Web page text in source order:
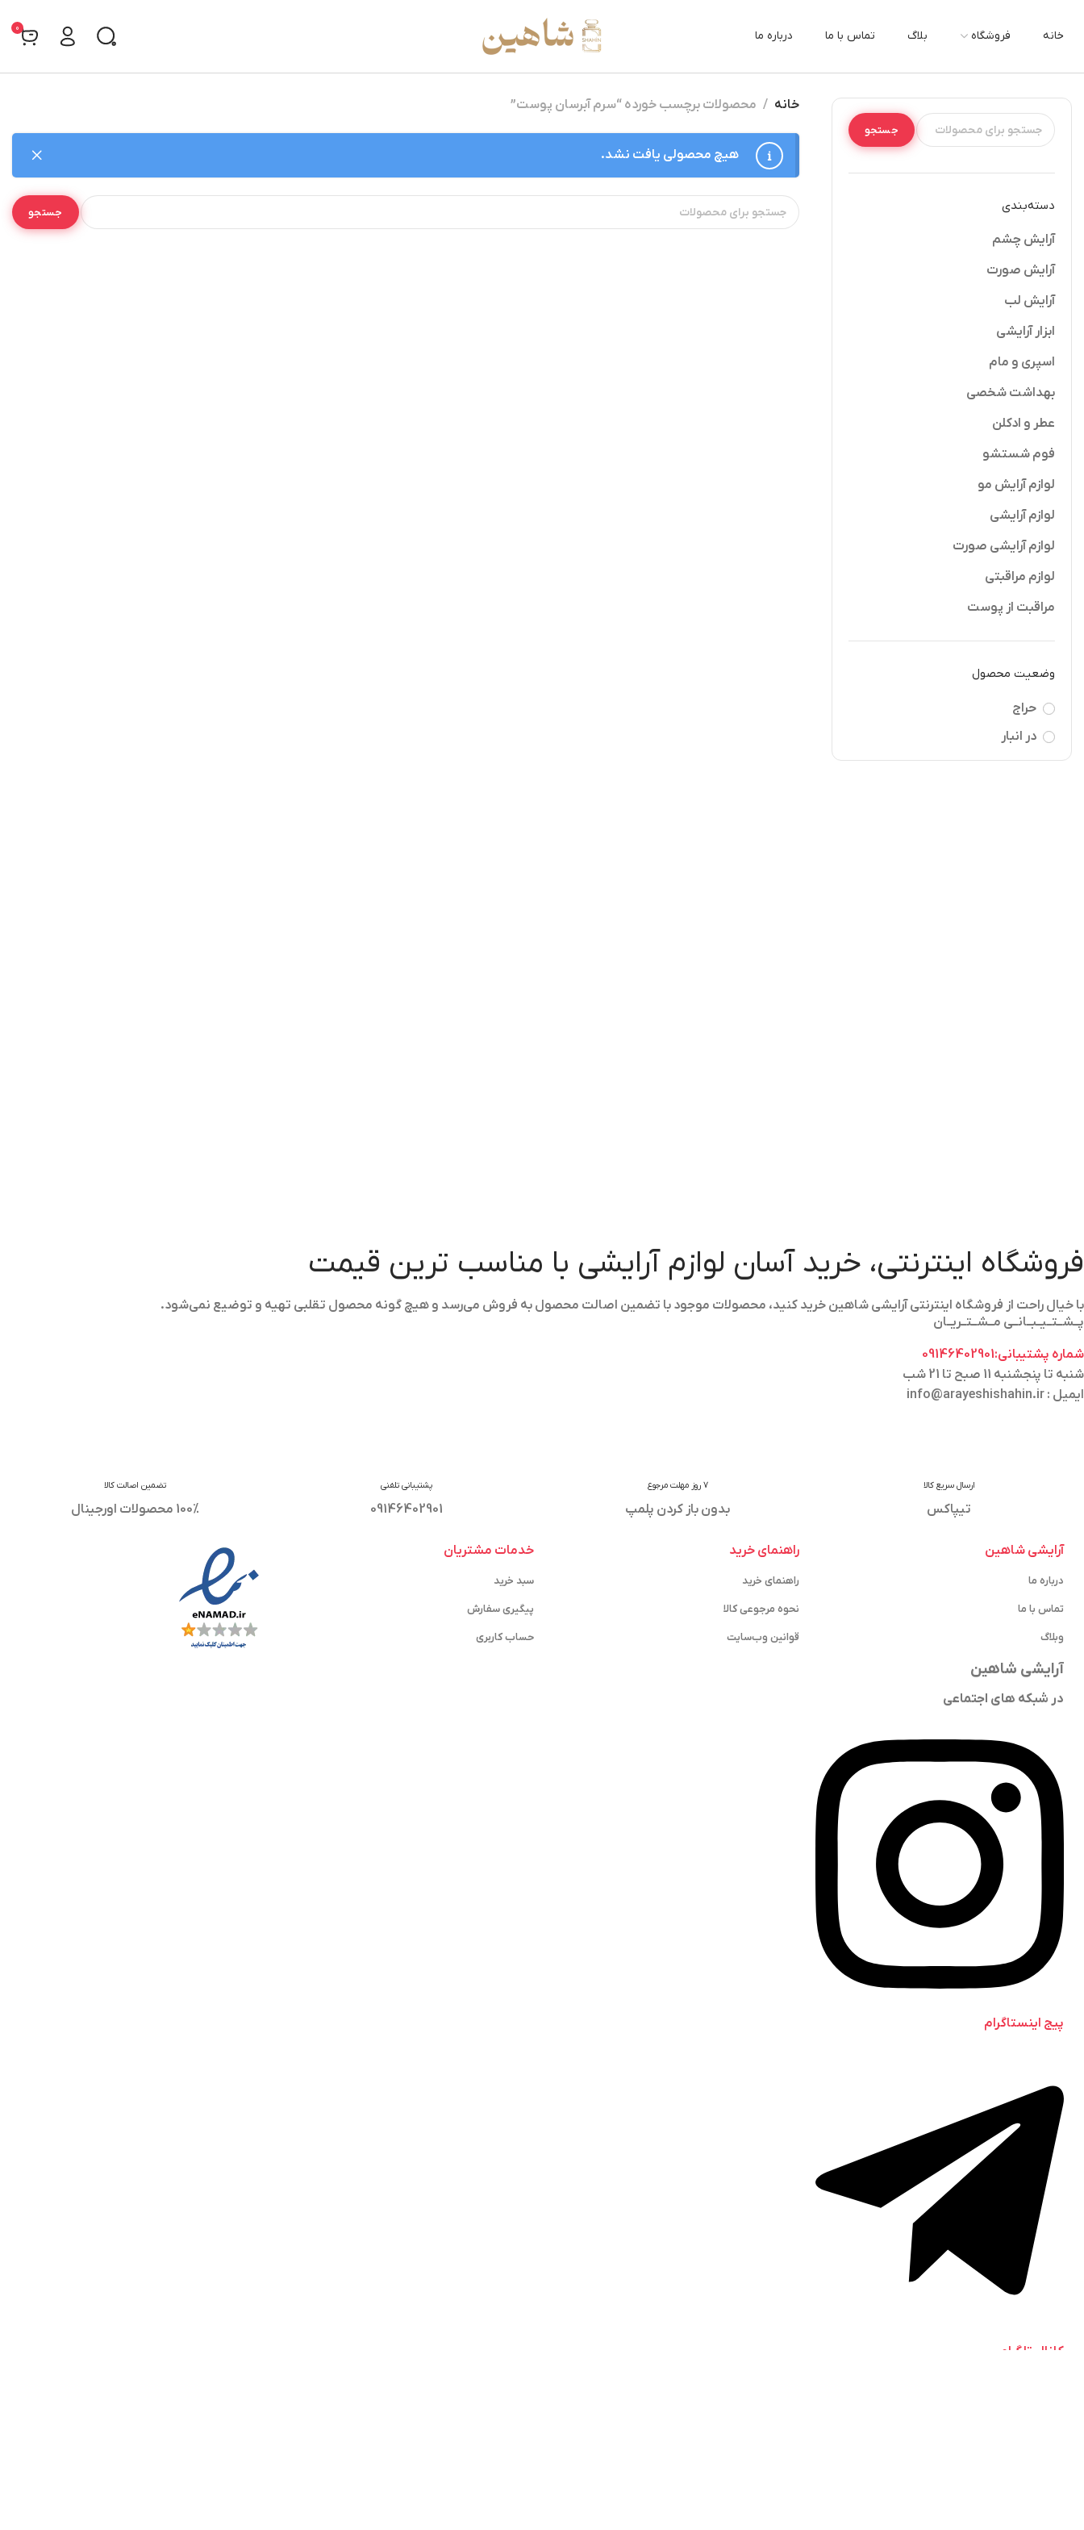
خانه فروشگاه بلاگ تماس با ما درباره ما
0
جستجو
دسته‌بندی
آرایش چشم
آرایش صورت
آرایش لب
ابزار آرایشی
اسپری و مام
بهداشت شخصی
عطر و ادکلن
فوم شستشو
لوازم آرایش مو
لوازم آرایشی
لوازم آرایشی صورت
لوازم مراقبتی
مراقبت از پوست
وضعیت محصول
حراج
در انبار
خانه محصولات برچسب خورده “سرم آبرسان پوست”
هیچ محصولی یافت نشد.
جستجو
فروشگاه اینترنتی، خرید آسان لوازم آرایشی با مناسب ترین قیمت
با خیال راحت از فروشگاه اینترنتی آرایشی شاهین خرید کنید، محصولات موجود با تضمین اصالت محصول به فروش می‌رسد و هیچ گونه محصول تقلبی تهیه و توضیع نمی‌شود.
پــشــتــیــبــانــی مــشــتــریــان
شماره پشتیبانی:09146402901
شنبه تا پنجشنبه 11 صبح تا 21 شب
ایمیل : info@arayeshishahin.ir
ارسال سریع کالا
تیپاکس
7 روز مهلت مرجوع
بدون باز کردن پلمپ
پشتیبانی تلفنی
09146402901
تضمین اصالت کالا
100% محصولات اورجینال
آرایشی شاهین
درباره ما
تماس با ما
وبلاگ
آرایشی شاهین
در شبکه های اجتماعی
پیج اینستاگرام
کانال تلگرام
راهنمای خرید
راهنمای خرید
نحوه مرجوعی کالا
قوانین وب‌سایت
خدمات مشتریان
سبد خرید
پیگیری سفارش
حساب کاربری